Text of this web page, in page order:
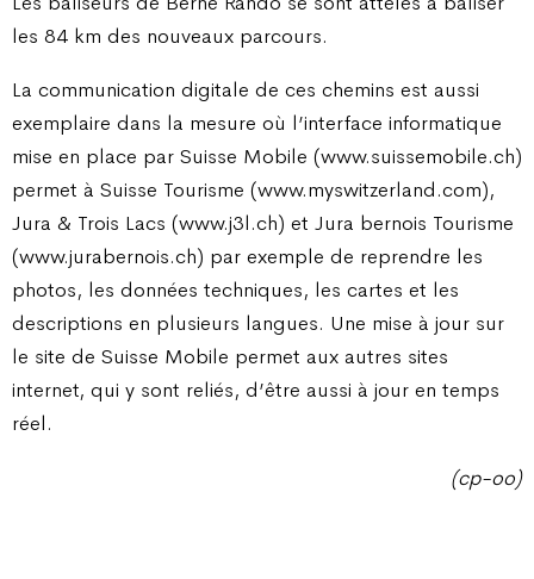
les 84 km des nouveaux parcours.
La communication digitale de ces chemins est aussi
exemplaire dans la mesure où l’interface informatique
mise en place par Suisse Mobile (www.suissemobile.ch)
permet à Suisse Tourisme (www.myswitzerland.com),
Jura & Trois Lacs (www.j3l.ch) et Jura bernois Tourisme
(www.jurabernois.ch) par exemple de reprendre les
photos, les données techniques, les cartes et les
descriptions en plusieurs langues. Une mise à jour sur
le site de Suisse Mobile permet aux autres sites
internet, qui y sont reliés, d’être aussi à jour en temps
réel.
(cp-oo)